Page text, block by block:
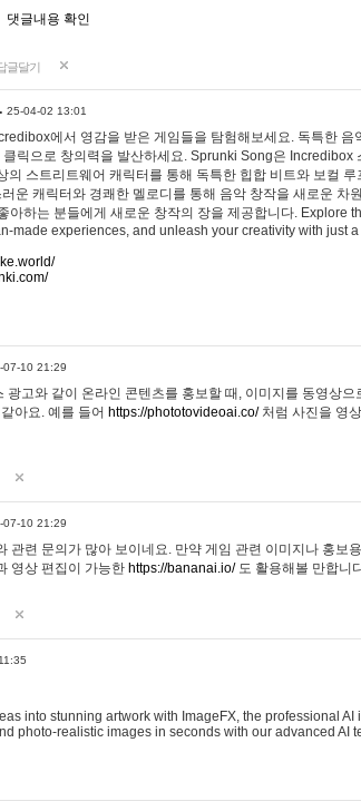
댓글내용 확인
글달기
25-04-02 13:01
에서 영감을 받은 게임들을 탐험해보세요. 독특한
클릭으로 창의력을 발산하세요. Sprunki Song은
의 스트리트웨어 캐릭터를 통해 독특한 힙합 비트와 보컬
운 캐릭터와 경쾌한 멜로디를 통해 음악 창작을 새로운 차
아하는 분들에게 새로운 창작의 장을 제공합니다. Explore
made experiences, and unleash your creativity with just
07-10 21:29
광고와 같이 온라인 콘텐츠를 홍보할 때, 이미지를 동영상
아요. 예를 들어 https://phototovideoai.co/처럼 사진을 영
07-10 21:29
관련 문의가 많아 보이네요. 만약 게임 관련 이미지나 홍보
영상 편집이 가능한 https://bananai.io/도 활용해볼 만합니
into stunning artwork with ImageFX, the professional
photo-realistic images in seconds with our advanced AI